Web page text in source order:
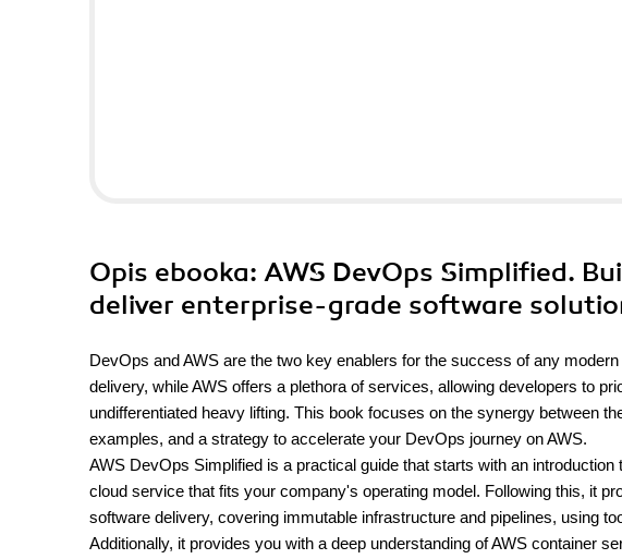
Opis ebooka: AWS DevOps Simplified.
deliver enterprise-grade software
DevOps and AWS are the two key enablers for the success of any
delivery, while AWS offers a plethora of services, allowing developers to
undifferentiated heavy lifting. This book focuses on the synergy between
examples, and a strategy to accelerate your DevOps journey on AWS.
AWS DevOps Simplified is a practical guide that starts with an
cloud service that fits your company's operating model. Following this, it
software delivery, covering immutable infrastructure and pipelines, using
Additionally, it provides you with a deep understanding of AWS container